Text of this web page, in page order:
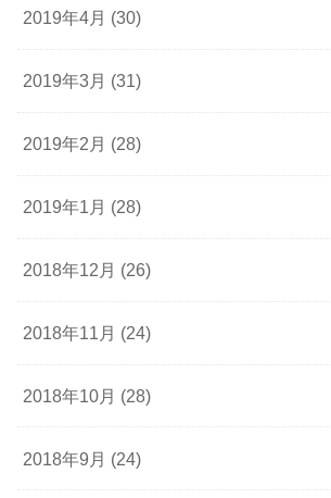
2019年4月 (30)
2019年3月 (31)
2019年2月 (28)
2019年1月 (28)
2018年12月 (26)
2018年11月 (24)
2018年10月 (28)
2018年9月 (24)